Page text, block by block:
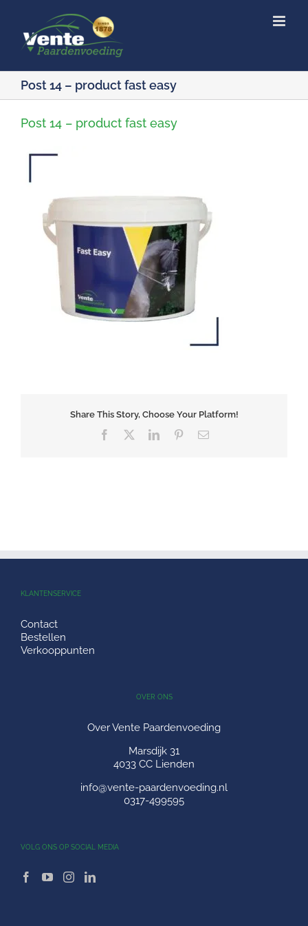
inhoud
Post 14 – product fast easy
Post 14 – product fast easy
Share This Story, Choose Your Platform!
Facebook LinkedInPinterest
E-
KLANTENSERVICE
Contact
Bestellen
Verkooppunten
OVER ONS
Over Vente Paardenvoeding
Marsdijk 31
4033 CC Lienden
info@vente-paardenvoeding.nl
0317-499595
VOLG ONS OP SOCIAL MEDIA